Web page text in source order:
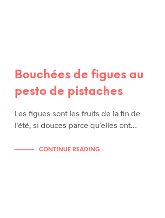
Bouchées de figues au
pesto de pistaches
Les figues sont les fruits de la fin de
l’été, si douces parce qu’elles ont…
CONTINUE READING